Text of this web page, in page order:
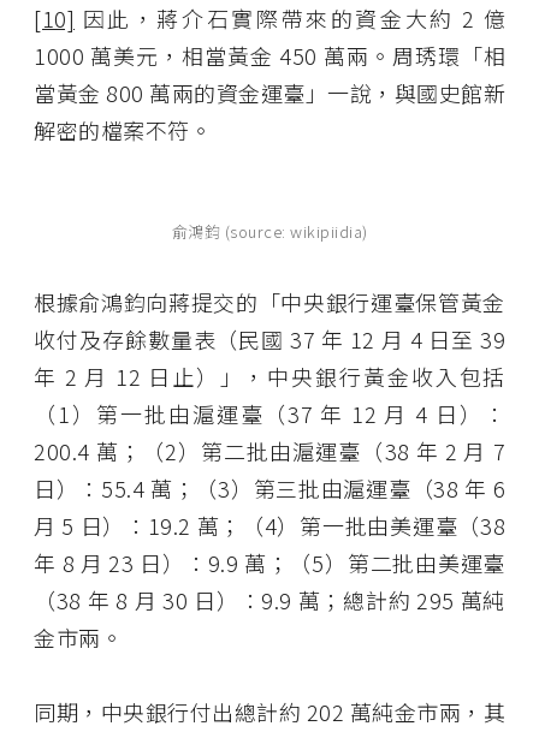
[10] 因此，蔣介石實際帶來的資金大約 2 億
1000 萬美元，相當黃金 450 萬兩。周琇環「相
當黃金 800 萬兩的資金運臺」一說，與國史館新
解密的檔案不符。
俞鴻鈞 (source: wikipiidia)
根據俞鴻鈞向蔣提交的「中央銀行運臺保管黃金
收付及存餘數量表（民國 37 年 12 月 4 日至 39
年 2 月 12 日止）」，中央銀行黃金收入包括
（1）第一批由滬運臺（37 年 12 月 4 日）：
200.4 萬；（2）第二批由滬運臺（38 年 2 月 7
日）：55.4 萬；（3）第三批由滬運臺（38 年 6
月 5 日）：19.2 萬；（4）第一批由美運臺（38
年 8 月 23 日）：9.9 萬；（5）第二批由美運臺
（38 年 8 月 30 日）：9.9 萬；總計約 295 萬純
金市兩。
同期，中央銀行付出總計約 202 萬純金市兩，其